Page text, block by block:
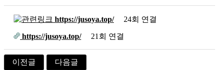
https://jusoya.top/ 24회 연결
https://jusoya.top/ 21회 연결
이전글
다음글